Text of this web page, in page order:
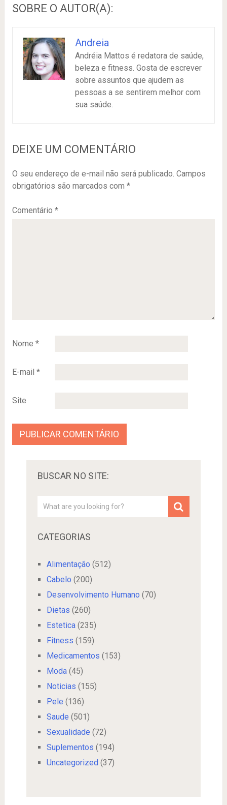
SOBRE O AUTOR(A):
Andreia
Andréia Mattos é redatora de saúde,
beleza e fitness. Gosta de escrever
sobre assuntos que ajudem as
pessoas a se sentirem melhor com
sua saúde.
DEIXE UM COMENTÁRIO
O seu endereço de e-mail não será publicado. Campos
obrigatórios são marcados com *
Comentário *
Nome *
E-mail *
Site
BUSCAR NO SITE:
CATEGORIAS
Alimentação (512)
Cabelo (200)
Desenvolvimento Humano (70)
Dietas (260)
Estetica(235)
Fitness (159)
Medicamentos (153)
Moda(45)
Noticias (155)
Pele (136)
Saude (501)
Sexualidade (72)
Suplementos (194)
Uncategorized (37)